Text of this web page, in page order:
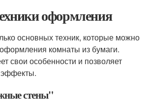
оформления
основных техник, которые можно
комнаты из бумаги.
свои особенности и позволяет
эффекты.
стены"